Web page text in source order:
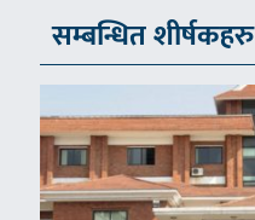
सम्बन्धित शीर्षकहरु